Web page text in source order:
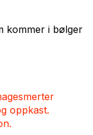
kommer i bølger
oppkast.